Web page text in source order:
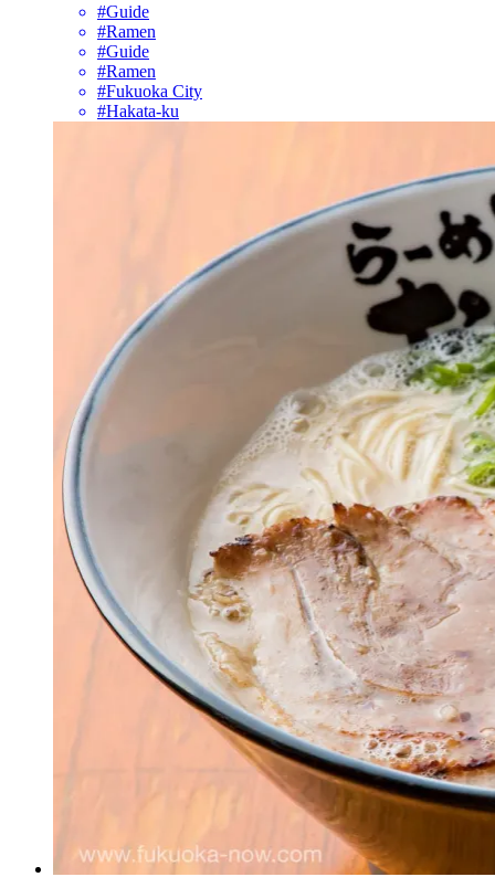
#Guide
#Ramen
#Guide
#Ramen
#Fukuoka City
#Hakata-ku